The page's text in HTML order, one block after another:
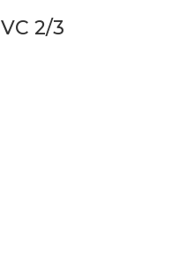
2/3